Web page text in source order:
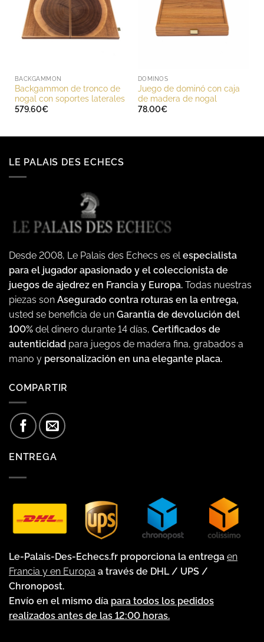
BACKGAMMON
Backgammon de tronco de
nogal con soportes laterales
579.60€
DOMINOS
Juego de dominó con caja
de madera de nogal
78.00€
LE PALAIS DES ECHECS
Desde 2008, Le Palais des Echecs es elespecialista
para el jugador apasionado y el coleccionista de
juegos de ajedrez en Francia y Europa. Todas nuestras
piezas son Asegurado contra roturas en la entrega,
usted se beneficia de un Garantía de devolución del
100% del dinero durante 14 días, Certificados de
autenticidad para juegos de madera fina, grabados a
mano y personalización en una elegante placa.
COMPARTIR
ENTREGA
Le-Palais-Des-Echecs.fr proporciona la entrega en
Francia y en Europa a través de DHL / UPS /
Chronopost.
Envío en el mismo día para todos los pedidos
realizados antes de las 12:00 horas.